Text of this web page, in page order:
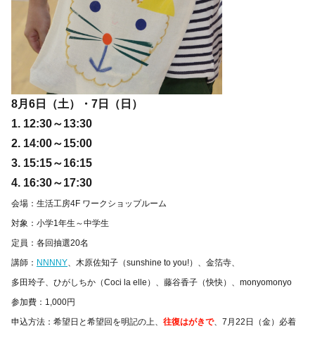
8月6日（土）・7日（日）
1. 12:30～13:30
2. 14:00～15:00
3. 15:15～16:15
4. 16:30～17:30
会場：生活工房4F ワークショップルーム
対象：小学1年生～中学生
定員：各回抽選20名
講師： NNNNY、木原佐知子（sunshine to you!）、金箔寺、
多田玲子、ひがしちか（Coci la elle）、藤谷香子（快快）、monyomonyo
参加費：1,000円
申込方法：希望日と希望回を明記の上、 往復はがきで、7月22日（金）必着